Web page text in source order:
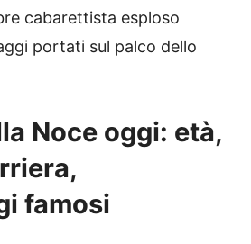
cabarettista esploso
portati sul palco dello
Noce oggi: età,
famosi